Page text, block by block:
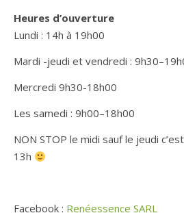
Heures d’ouverture
Lundi : 14h à 19h00
Mardi -jeudi et vendredi :
Mercredi 9h30-18h00
Les samedi : 9h00–18h00
NON STOP le midi sauf le jeudi
13h
Facebook : Renéessence SARL